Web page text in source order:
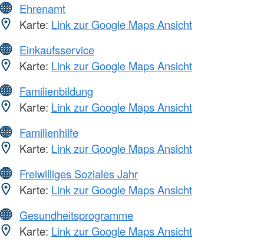
Ehrenamt
Karte: Link zur Google Maps Ansicht
Einkaufsservice
Karte: Link zur Google Maps Ansicht
Familienbildung
Karte: Link zur Google Maps Ansicht
Familienhilfe
Karte: Link zur Google Maps Ansicht
Freiwilliges Soziales Jahr
Karte: Link zur Google Maps Ansicht
Gesundheitsprogramme
Karte: Link zur Google Maps Ansicht